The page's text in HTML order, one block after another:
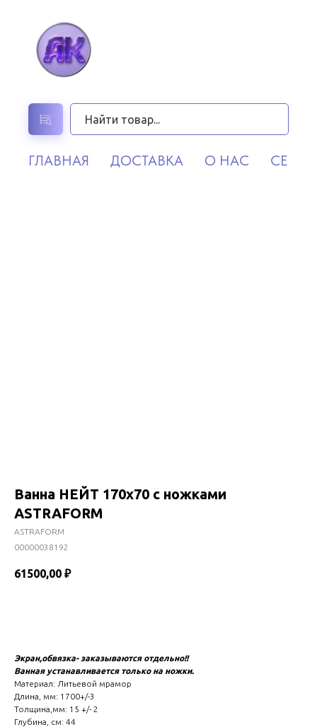
ГЛАВНАЯ ДОСТАВКА О НАС
Ванна НЕЙТ 170х70 с ножками
ASTRAFORM
ASTRAFORM
00000038192
61500,00 ₽
Экран,обвязка- заказываются отдельно!!
Ванная устанавливается только на ножки.
Материал: Литьевой мрамор
Длина, мм: 1700+/-3
Толщина,мм: 15 +/- 2
Глубина, см: 44